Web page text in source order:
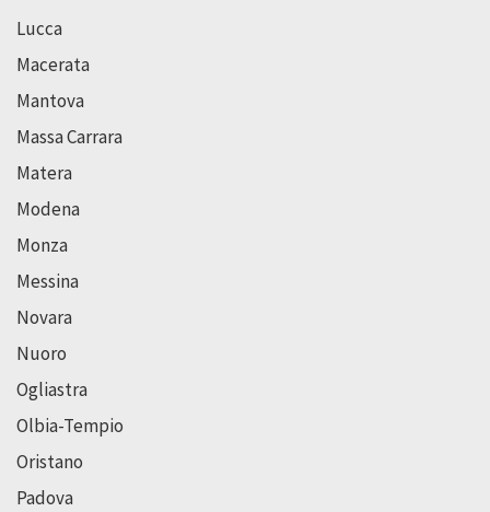
Lucca
Macerata
Mantova
Massa Carrara
Matera
Modena
Monza
Messina
Novara
Nuoro
Ogliastra
Olbia-Tempio
Oristano
Padova